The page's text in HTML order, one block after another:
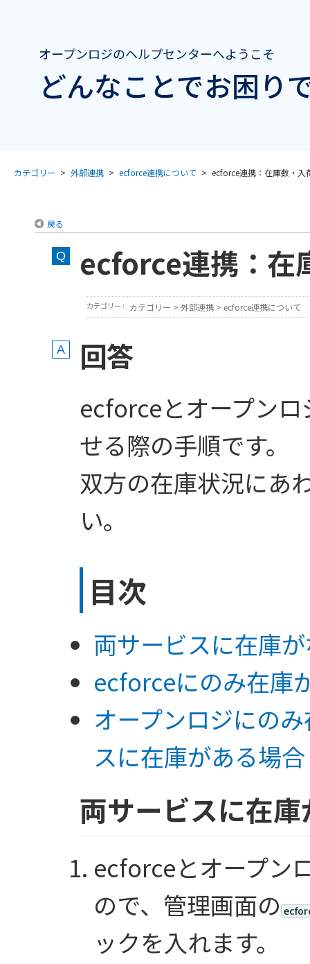
オープンロジのヘルプセンターへようこそ
どんなことでお困り
カテゴリー > 外部連携 > ecforce連携について > ecforce連携：在庫数・入
戻る
ecforce連携：在
カテゴリー : カテゴリー > 外部連携 > ecforce連携について
回答
ecforceとオープン
せる際の手順です。
双方の在庫状況にあ
い。
目次
両サービスに在庫
ecforceにのみ在庫
オープンロジにの
スに在庫がある場合
両サービスに在
ecforceとオープン
ので、管理画面の
ックを入れます。